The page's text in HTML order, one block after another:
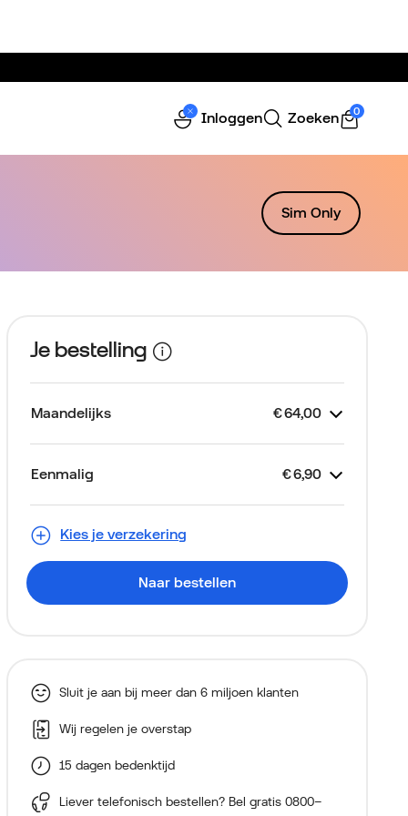
Inloggen Zoeken 0
Sim Only
Je bestelling
Maandelijks €64,00
Eenmalig €6,90
Kies je verzekering
Naar bestellen
Sluit je aan bij meer dan 6 miljoen klanten
Wij regelen je overstap
15 dagen bedenktijd
Liever telefonisch bestellen? Bel gratis 0800–